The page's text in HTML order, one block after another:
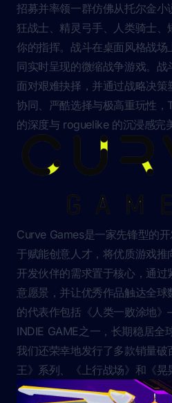
招募并率领一群仿佛从托尔金
狂战士、精灵弓手、人类骑士
你的指挥。战斗在桌面风格战场
同实时呈现的微缩战争游戏。战
面对艰难抉择，并通过战略决策
协同、严酷选择与极高重玩性
的深度与 roguelike 的沉浸感完
Curve Games是一家先锋型的
于赋能创意人才，将优质游戏
开发伙伴的需求置于核心，通
意愿景，并让优秀作品触达全球
的代表作包括《人类一败涂地
INDIE GAME之一，长期稳居全
我们还荣幸地发行了多款销量
王》系列、《上行战场》和《晃